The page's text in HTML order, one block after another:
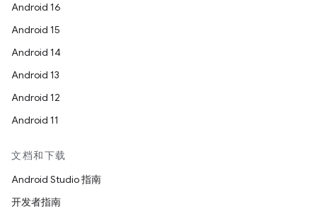
Android 16
Android 15
Android 14
Android 13
Android 12
Android 11
文档和下载
Android Studio 指南
开发者指南